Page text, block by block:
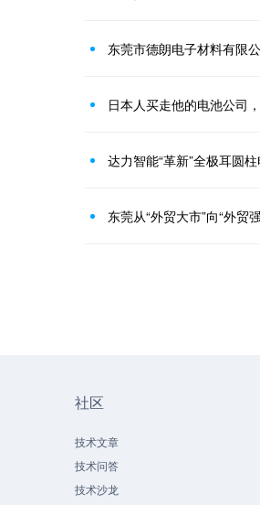
东莞市德朗电子材料有限
日本人买走他的电池公司
达力智能“革新”全极耳圆
东莞从“外贸大市”向“外贸
社区
技术文章
技术问答
技术沙龙